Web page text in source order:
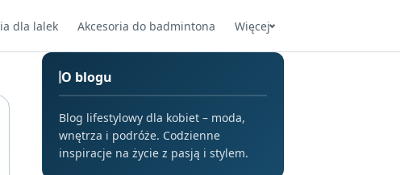
dla lalek Akcesoria do badmintona Więcej
O blogu
Blog lifestylowy dla kobiet – moda,
wnętrza i podróże. Codzienne
inspiracje na życie z pasją i stylem.